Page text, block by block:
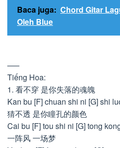
Baca juga: Chord Gitar
Oleh Blue
—–
Tiếng Hoa:
1. 看不穿 是你失落的魂魄
Kan bu [F] chuan shi ni [G] shi
猜不透 是你瞳孔的颜色
Cai bu [F] tou shi ni [G] tong
一阵风 一场梦